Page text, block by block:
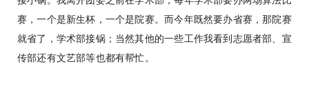
赛，一个是新生杯，一个是院赛。而今年既然要办省赛，那院赛
就省了，学术部接锅；当然其他的一些工作我看到志愿者部、宣
传部还有文艺部等也都有帮忙。